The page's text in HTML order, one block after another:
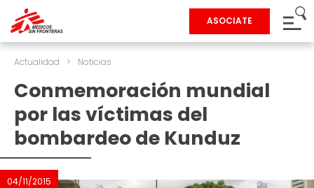
ASOCIATE
Actualidad > Noticias
Conmemoración mundial
por las víctimas del
bombardeo de Kunduz
04/11/2015